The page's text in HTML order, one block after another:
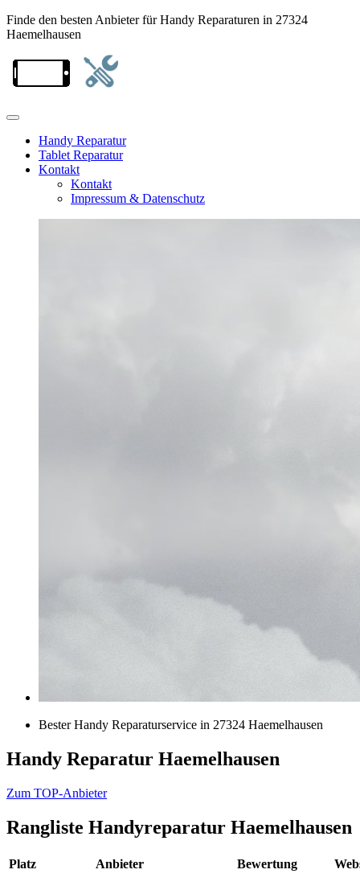
Finde den besten Anbieter für Handy Reparaturen in 27324
Haemelhausen
Handy Reparatur
Tablet Reparatur
Kontakt
Kontakt
Impressum & Datenschutz
Bester Handy Reparaturservice in 27324 Haemelhausen
Handy Reparatur Haemelhausen
Zum TOP-Anbieter
Rangliste Handyreparatur Haemelhausen
Platz Anbieter Bewertung